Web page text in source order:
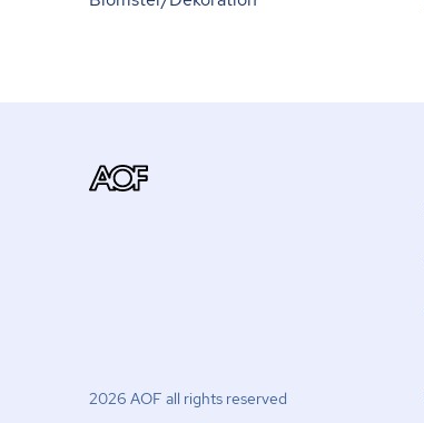
2026 AOF all rights reserved